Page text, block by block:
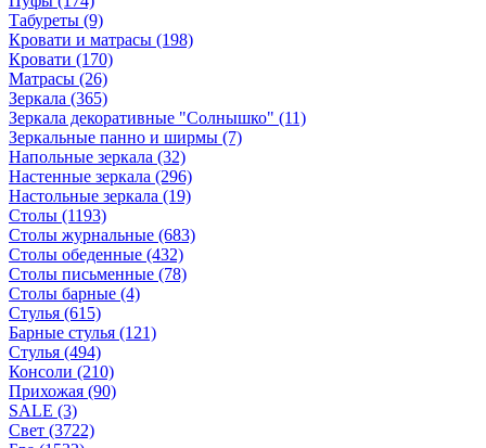
Табуреты (9)
Кровати и матрасы (198)
Кровати (170)
Матрасы (26)
Зеркала (365)
Зеркала декоративные "Солнышко" (11)
Зеркальные панно и ширмы (7)
Напольные зеркала (32)
Настенные зеркала (296)
Настольные зеркала (19)
Столы (1193)
Столы журнальные (683)
Столы обеденные (432)
Столы письменные (78)
Столы барные (4)
Стулья (615)
Барные стулья (121)
Стулья (494)
Консоли (210)
Прихожая (90)
SALE (3)
Свет (3722)